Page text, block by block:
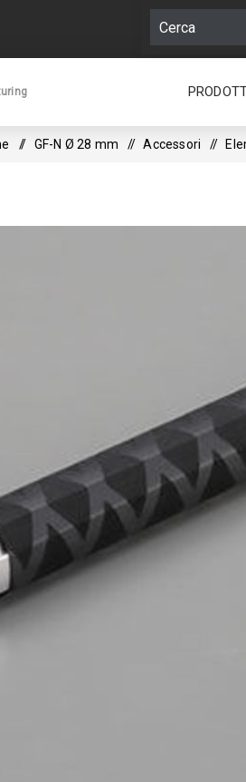
/ GF-N Ø 28 mm / Accessori /